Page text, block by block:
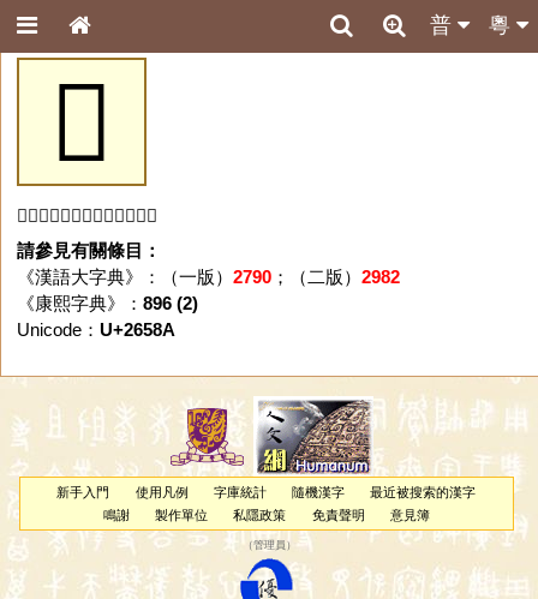
粵
普
𦖊
「𦖊」字未收錄於本資料庫。
請參見有關條目：
《漢語大字典》：（一版） 2790；（二版） 2982
《康熙字典》： 896 (2)
Unicode： U+2658A
新手入門 使用凡例 字庫統計 隨機漢字
最近被搜索的漢字
鳴謝
製作單位 私隱政策 免責聲明 意見簿
（管理員 ）